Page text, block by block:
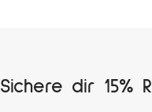
Sichere dir 15%